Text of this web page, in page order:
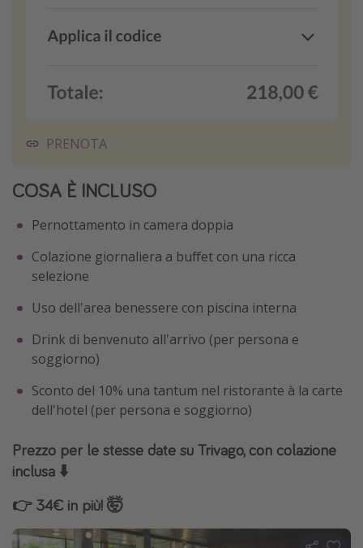
PRENOTA
COSA È INCLUSO
Pernottamento in camera doppia
Colazione giornaliera a buffet con una ricca
selezione
Uso dell'area benessere con piscina interna
Drink di benvenuto all'arrivo (per persona e
soggiorno)
Sconto del 10% una tantum nel ristorante à la carte
dell'hotel (per persona e soggiorno)
Prezzo per le stesse date su Trivago, con colazione
inclusa ⬇️
👉 34€ in più! 🤯